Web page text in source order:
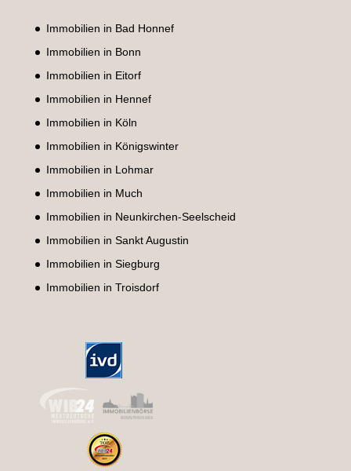
Immobilien in Bad Honnef
Immobilien in Bonn
Immobilien in Eitorf
Immobilien in Hennef
Immobilien in Köln
Immobilien in Königswinter
Immobilien in Lohmar
Immobilien in Much
Immobilien in Neunkirchen-Seelscheid
Immobilien in Sankt Augustin
Immobilien in Siegburg
Immobilien in Troisdorf